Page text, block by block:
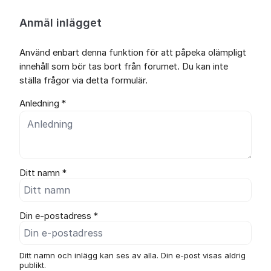
Anmäl inlägget
Använd enbart denna funktion för att påpeka olämpligt
innehåll som bör tas bort från forumet. Du kan inte
ställa frågor via detta formulär.
Anledning *
Ditt namn *
Din e-postadress *
Ditt namn och inlägg kan ses av alla. Din e-post visas aldrig
publikt.